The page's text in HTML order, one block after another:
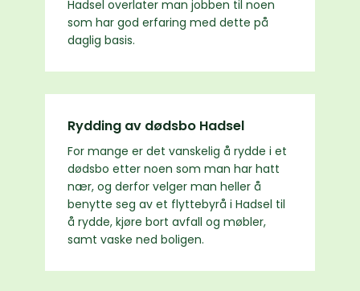
Hadsel overlater man jobben til noen
som har god erfaring med dette på
daglig basis.
Rydding av dødsbo Hadsel
For mange er det vanskelig å rydde i et
dødsbo etter noen som man har hatt
nær, og derfor velger man heller å
benytte seg av et flyttebyrå i Hadsel til
å rydde, kjøre bort avfall og møbler,
samt vaske ned boligen.